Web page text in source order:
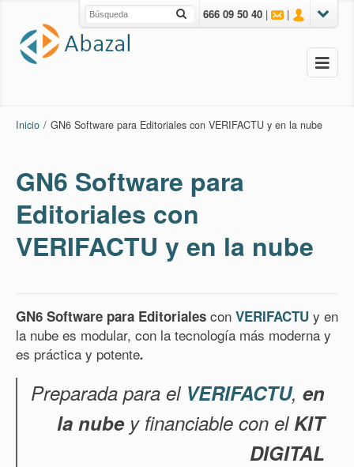
666 09 50 40 | |
Inicio / GN6 Software para Editoriales con VERIFACTU y en la nube
GN6 Software para
Editoriales con
VERIFACTU y en la nube
GN6 Software para Editoriales con VERIFACTU y en
la nube es modular, con la tecnología más moderna y
es práctica y potente.
Preparada para el VERIFACTU,en
la nubey financiable con el KIT
DIGITAL